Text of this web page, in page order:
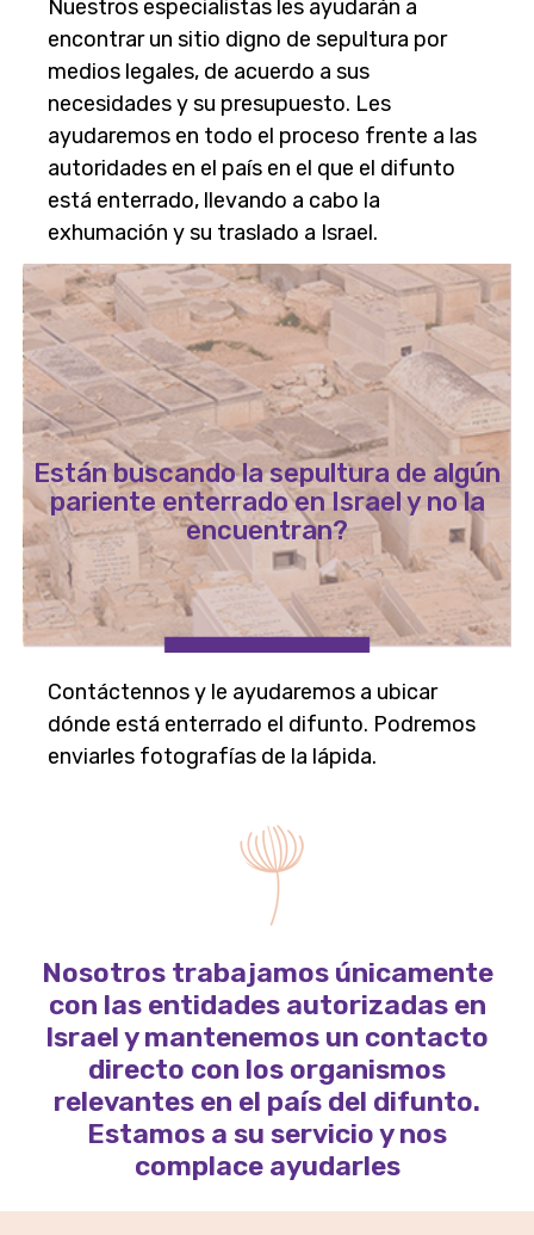
Nuestros especialistas les ayudarán a
encontrar un sitio digno de sepultura por
medios legales, de acuerdo a sus
necesidades y su presupuesto. Les
ayudaremos en todo el proceso frente a las
autoridades en el país en el que el difunto
está enterrado, llevando a cabo la
exhumación y su traslado a Israel.
Están buscando la sepultura de algún
pariente enterrado en Israel y no la
encuentran?
Contáctennos y le ayudaremos a ubicar
dónde está enterrado el difunto. Podremos
enviarles fotografías de la lápida.
Nosotros trabajamos únicamente
con las entidades autorizadas en
Israel y mantenemos un contacto
directo con los organismos
relevantes en el país del difunto.
Estamos a su servicio y nos
complace ayudarles